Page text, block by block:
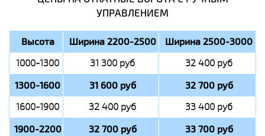
УПРАВЛЕНИЕМ
Высота Ширина 2200-2500 Ширина 2500-3000
1000-1300 31 300 руб 32 400 руб
1300-1600 31 600 руб 32 700 руб
1600-1900 32 400 руб 33 400 руб
1900-2200 32 700 руб 33 700 руб